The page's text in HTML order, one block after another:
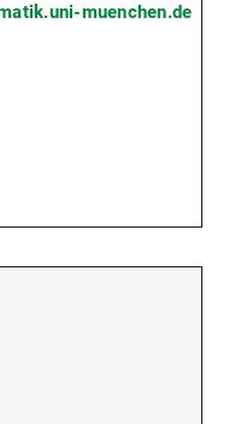
muenchen.de